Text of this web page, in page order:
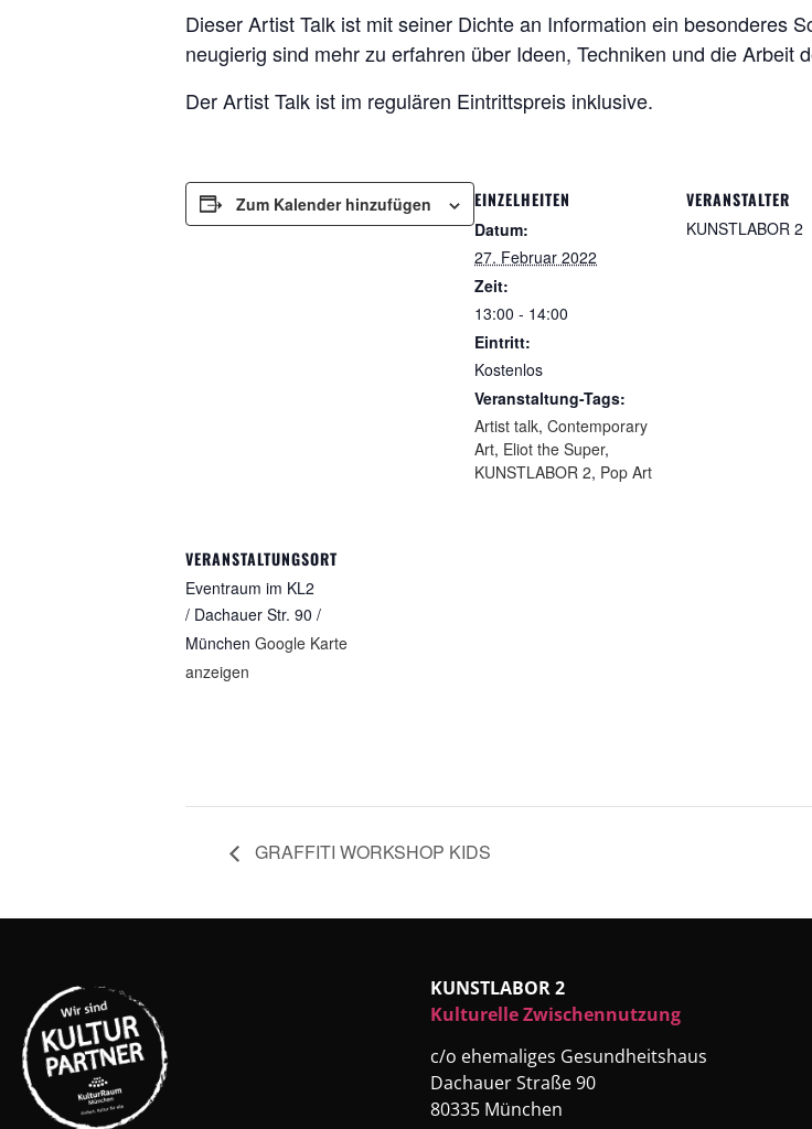
Dieser Artist Talk ist mit seiner Dichte an Information ein besonderes
neugierig sind mehr zu erfahren über Ideen, Techniken und die Arbeit
Der Artist Talk ist im regulären Eintrittspreis inklusive.
Zum Kalender hinzufügen EINZELHEITEN
Datum:
27. Februar 2022
Zeit:
13:00 - 14:00
Eintritt:
Kostenlos
Veranstaltung-Tags:
Artist talk, Contemporary
Art, Eliot the Super,
KUNSTLABOR 2, Pop Art
VERANSTALTER
KUNSTLABOR 2
VERANSTALTUNGSORT
Eventraum im KL2
/ Dachauer Str. 90 /
München Google Karte
anzeigen
GRAFFITI WORKSHOP KIDS
KUNSTLABOR 2
Kulturelle Zwischennutzung
c/o ehemaliges Gesundheitshaus
Dachauer Straße 90
80335 München